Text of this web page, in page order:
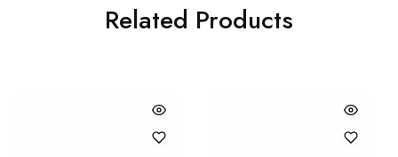
Related Products